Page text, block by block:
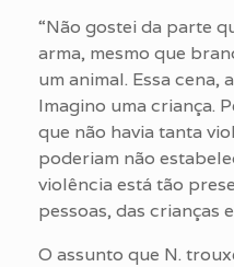
“Não gostei da parte
arma, mesmo que
um animal. Essa cena,
Imagino uma criança.
que não havia tanta
poderiam não
violência está tão
pessoas, das crianças
O assunto que N.